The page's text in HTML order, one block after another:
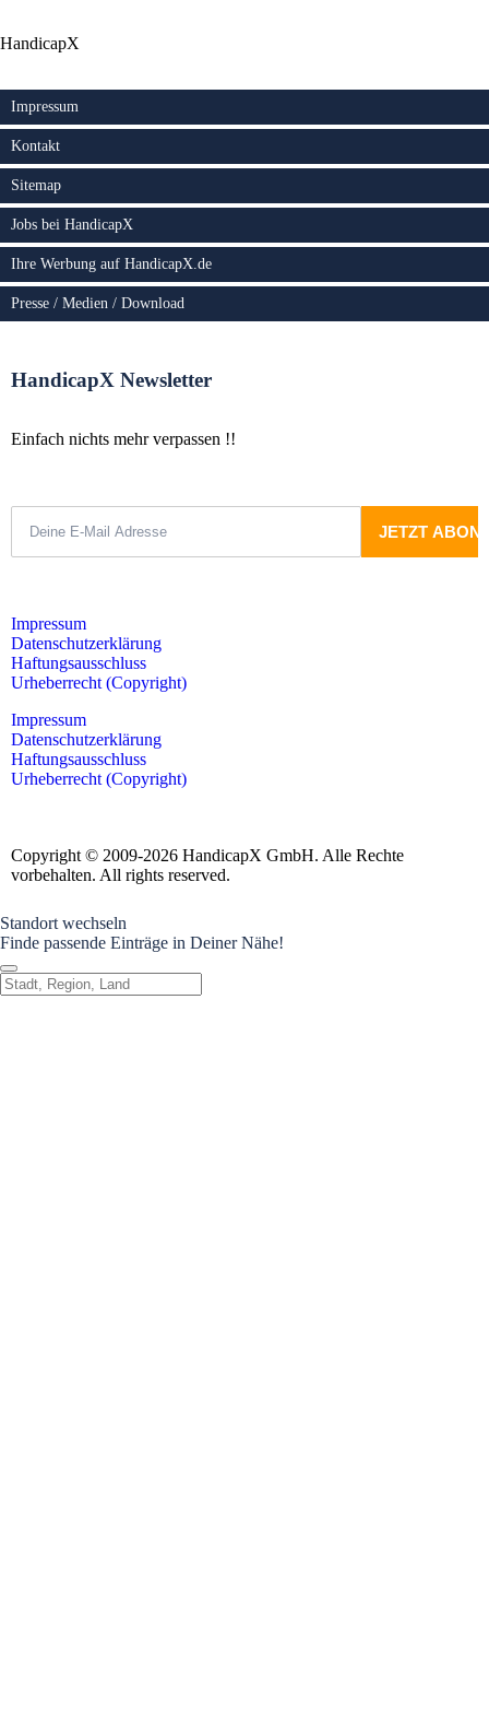
HandicapX
Impressum
Kontakt
Sitemap
Jobs bei HandicapX
Ihre Werbung auf HandicapX.de
Presse / Medien / Download
HandicapX Newsletter
Einfach nichts mehr verpassen !!
Impressum
Datenschutzerklärung
Haftungsausschluss
Urheberrecht (Copyright)
Impressum
Datenschutzerklärung
Haftungsausschluss
Urheberrecht (Copyright)
Copyright © 2009-2026 HandicapX GmbH. Alle Rechte
vorbehalten. All rights reserved.
Standort wechseln
Finde passende Einträge in Deiner Nähe!
Standort wechseln